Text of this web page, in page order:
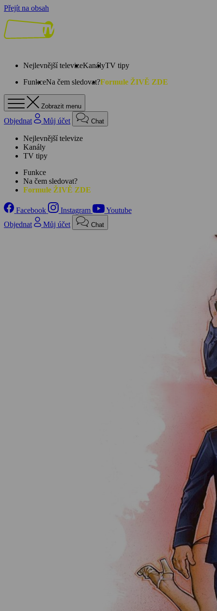
Přejít na obsah
Nejlevnější televizeKanályTV tipy
FunkceNa čem sledovat?Formule ŽIVĚ ZDE
Zobrazit menu
Objednat Můj účet Chat
Nejlevnější televize
Kanály
TV tipy
Funkce
Na čem sledovat?
Formule ŽIVĚ ZDE
Facebook Instagram
Youtube
Objednat
Můj účet Chat